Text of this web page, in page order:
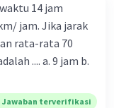
14 jam
jam. Jika jarak
rata-rata 70
9 jam b.
Jawaban terverifikasi